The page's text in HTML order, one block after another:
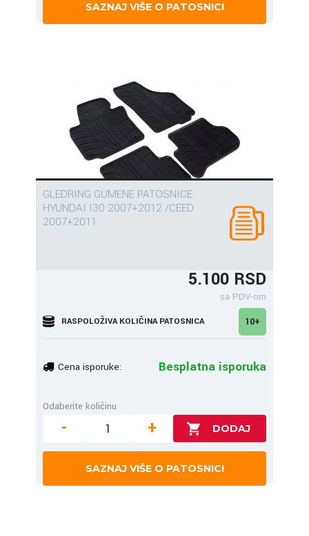
SAZNAJ VIŠE O PATOSNICI
GLEDRING GUMENE PATOSNICE
HYUNDAI I30 2007+2012 /CEED
2007+2011
5.100 RSD
sa PDV-om
RASPOLOŽIVA KOLIČINA PATOSNICA 10+
Cena isporuke: Besplatna isporuka
Odaberite količinu
- +
SAZNAJ VIŠE O PATOSNICI